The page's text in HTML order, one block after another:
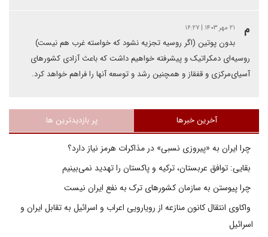
م ۲۱ مهر ۱۴۰۳ | ۱۶:۲۷
بدون پوتین (اگر روسیه تجزیه نشود که خواسته غرب هم نیست)
روسیه‌ای دمکراتیک و پیشرفته خواهیم داشت که باعث آزادی کشورهای
آسیای‌مرکزی و قفقاز و همچنین رشد و توسعه آنها را فراهم خواهد کرد.
آخرین خبرها پر بازدیدترین ها
چرا ایران به «پیروزی نسبی» در مذاکرات هرمز نیاز دارد؟
بقایی: توافق عربستان، ترکیه و پاکستان را تهدید نمی‌بینیم
چرا پیوستن به سازمان کشورهای ترک به نفع ایران نیست
واکاوی انتقال کانون منازعه از رویارویی اعراب و اسرائیل به تقابل ایران و
اسرائیل